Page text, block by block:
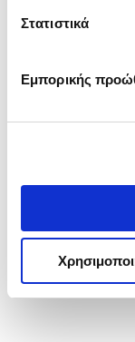
Στατιστικά
Εμπορικής